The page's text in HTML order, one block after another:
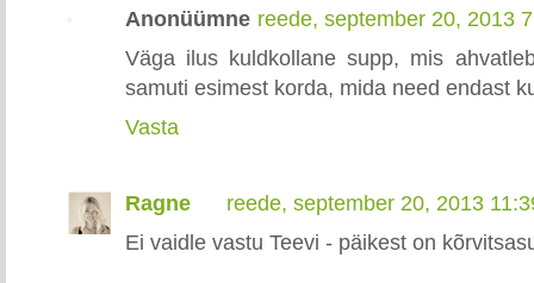
Anonüümne reede, september 20, 2013
Väga ilus kuldkollane supp, mis
samuti esimest korda, mida need endast
Vasta
Ragne
reede, september 20, 2013
Ei vaidle vastu Teevi - päikest on